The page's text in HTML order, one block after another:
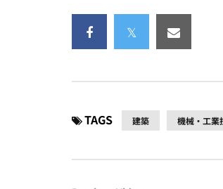
TAGS 建築 機械・工業